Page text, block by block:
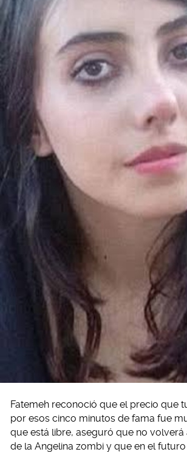
Fatemeh reconoció que el precio que
por esos cinco minutos de fama fue
que está libre, aseguró que no volverá
de la Angelina zombi y que en el